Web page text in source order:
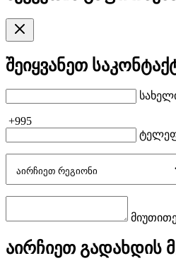
შეიყვანეთ
+995
აირჩიეთ გადახდის